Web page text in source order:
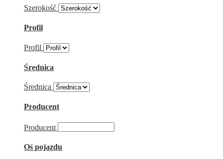
Szerokość
Profil
Profil
Średnica
Średnica
Producent
Producent
Oś pojazdu